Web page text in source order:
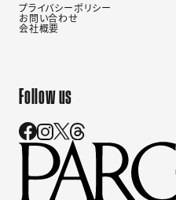
プライバシーポリシー
お問い合わせ
会社概要
Follow us